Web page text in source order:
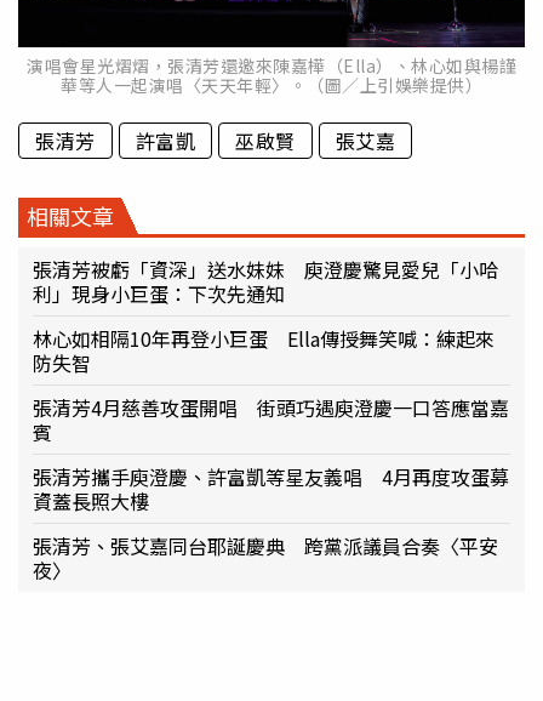
演唱會星光熠熠，張清芳還邀來陳嘉樺（Ella）、林心如與楊謹
華等人一起演唱〈天天年輕〉。（圖／上引娛樂提供）
張清芳 許富凱 巫啟賢 張艾嘉
相關文章
張清芳被虧「資深」送水妹妹 庾澄慶驚見愛兒「小哈
利」現身小巨蛋：下次先通知
林心如相隔10年再登小巨蛋 Ella傳授舞笑喊：練起來
防失智
張清芳4月慈善攻蛋開唱 街頭巧遇庾澄慶一口答應當嘉
賓
張清芳攜手庾澄慶、許富凱等星友義唱 4月再度攻蛋募
資蓋長照大樓
張清芳、張艾嘉同台耶誕慶典 跨黨派議員合奏〈平安
夜〉